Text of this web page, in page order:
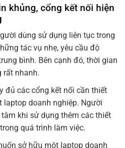
khủng, cổng kết nối hiện
dùng sử dụng liên tục trong
tác vụ nhẹ, yêu cầu độ
bình. Bên cạnh đó, thời gian
rất nhanh.
đủ các cổng kết nối cần thiết
laptop doanh nghiệp. Người
khi sử dụng thêm các thiết
quá trình làm việc.
sở hữu một laptop doanh